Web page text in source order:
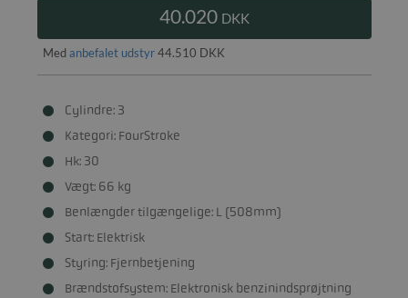
40.020 DKK
Med anbefalet udstyr44.510 DKK
Cylindre: 3
Kategori: FourStroke
Hk: 30
Vægt: 66 kg
Benlængder tilgængelige: L (508mm)
Start: Elektrisk
Styring: Fjernbetjening
Brændstofsystem: Elektronisk benzinindsprøjtning